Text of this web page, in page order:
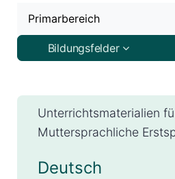
Unterrichtsmaterialien
Muttersprachliche
Deutsch
Primarbereich
Bildungsfelder